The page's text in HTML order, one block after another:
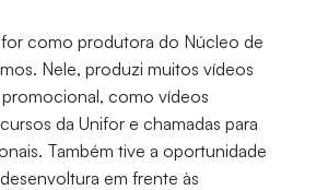
como produtora do Núcleo de
Nele, produzi muitos vídeos
como vídeos
da Unifor e chamadas para
Também tive a oportunidade
em frente às